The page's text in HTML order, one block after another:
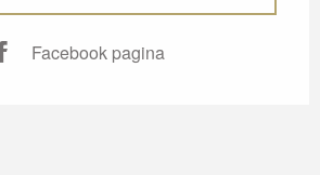
Facebook pagina